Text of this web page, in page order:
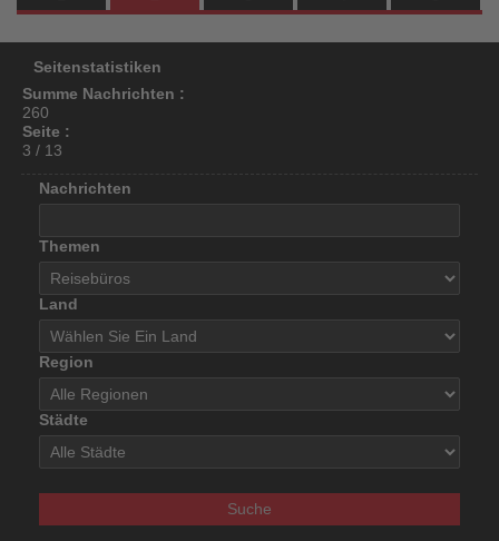
Seitenstatistiken
Summe Nachrichten :
260
Seite :
3 / 13
Nachrichten
Themen
Land
Region
Städte
Suche